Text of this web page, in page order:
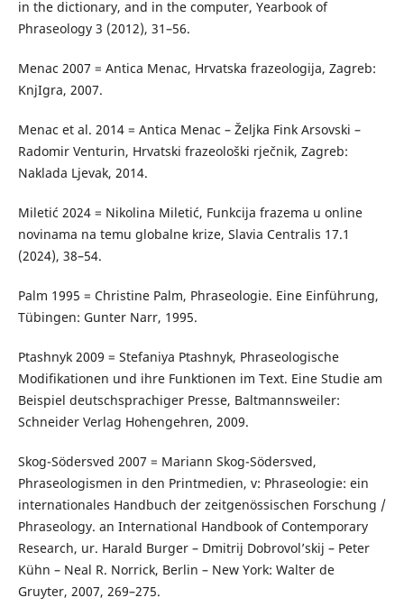
in the dictionary, and in the computer, Yearbook of
Phraseology 3 (2012), 31–56.
Menac 2007 = Antica Menac, Hrvatska frazeologija, Zagreb:
KnjIgra, 2007.
Menac et al. 2014 = Antica Menac – Željka Fink Arsovski –
Radomir Venturin, Hrvatski frazeološki rječnik, Zagreb:
Naklada Ljevak, 2014.
Miletić 2024 = Nikolina Miletić, Funkcija frazema u online
novinama na temu globalne krize, Slavia Centralis 17.1
(2024), 38–54.
Palm 1995 = Christine Palm, Phraseologie. Eine Einführung,
Tübingen: Gunter Narr, 1995.
Ptashnyk 2009 = Stefaniya Ptashnyk, Phraseologische
Modifikationen und ihre Funktionen im Text. Eine Studie am
Beispiel deutschsprachiger Presse, Baltmannsweiler:
Schneider Verlag Hohengehren, 2009.
Skog-Södersved 2007 = Mariann Skog-Södersved,
Phraseologismen in den Printmedien, v: Phraseologie: ein
internationales Handbuch der zeitgenössischen Forschung /
Phraseology. an International Handbook of Contemporary
Research, ur. Harald Burger – Dmitrij Dobrovol’skij – Peter
Kühn – Neal R. Norrick, Berlin – New York: Walter de
Gruyter, 2007, 269–275.